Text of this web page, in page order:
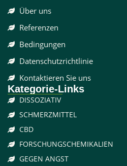
Über uns
Referenzen
Bedingungen
Datenschutzrichtlinie
Kontaktieren Sie uns
Kategorie-Links
DISSOZIATIV
SCHMERZMITTEL
CBD
FORSCHUNGSCHEMIKALIEN
GEGEN ANGST